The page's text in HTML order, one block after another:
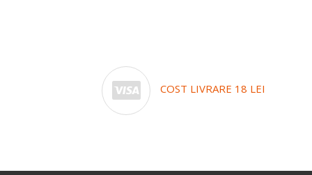
COST LIVRARE 18 LEI